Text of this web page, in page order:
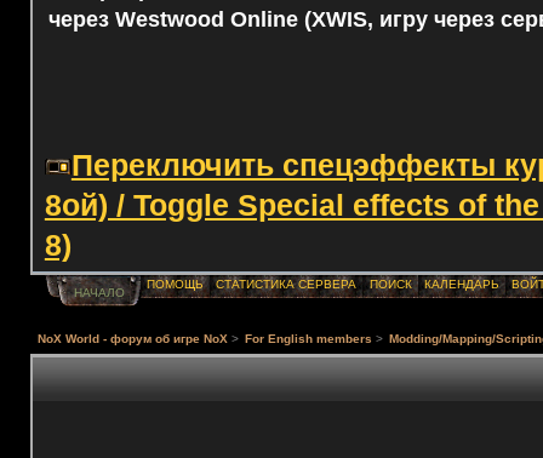
через Westwood Online (XWIS, игру через
Переключить спецэффекты
8ой) / Toggle Special effects of
8)
НАЧАЛО
ПОМОЩЬ СТАТИСТИКА СЕРВЕРА ПОИСК КАЛЕНДАРЬ
NoX World - форум об игре NoX > For English members > Modding/Mapping/